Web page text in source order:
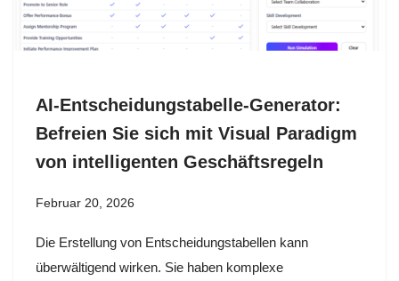
AI-Entscheidungstabelle-Generator:
Befreien Sie sich mit Visual Paradigm
von intelligenten Geschäftsregeln
Februar 20, 2026
Die Erstellung von Entscheidungstabellen kann
überwältigend wirken. Sie haben komplexe